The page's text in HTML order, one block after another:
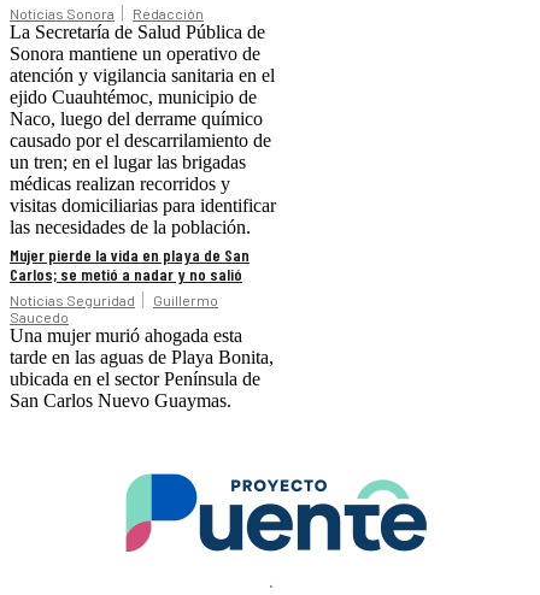
Noticias Sonora Redacción
La Secretaría de Salud Pública de
Sonora mantiene un operativo de
atención y vigilancia sanitaria en el
ejido Cuauhtémoc, municipio de
Naco, luego del derrame químico
causado por el descarrilamiento de
un tren; en el lugar las brigadas
médicas realizan recorridos y
visitas domiciliarias para identificar
las necesidades de la población.
Mujer pierde la vida en playa de San
Carlos; se metió a nadar y no salió
Noticias Seguridad
Guillermo
Saucedo
Una mujer murió ahogada esta
tarde en las aguas de Playa Bonita,
ubicada en el sector Península de
San Carlos Nuevo Guaymas.
.